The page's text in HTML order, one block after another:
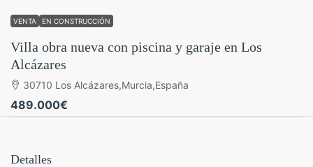
VENTA EN CONSTRUCCIÓN
Villa obra nueva con piscina y garaje en Los
Alcázares
30710 Los Alcázares,Murcia,España
489.000€
Detalles